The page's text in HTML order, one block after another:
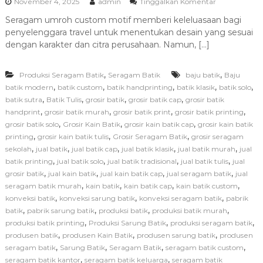
i
d
a
s
M
e
i
l
i
h
P
d
u
s
e
n
Seragam umroh custom motif memberi keleluasaan bagi
penyelenggara travel untuk menentukan desain yang sesuai
dengan karakter dan citra perusahaan. Namun, […]
Produksi Seragam Batik, Seragam Batik baju batik, Baju
batik modern, batik custom, batik handprinting, batik klasik, batik solo,
batik sutra, Batik Tulis, grosir batik, grosir batik cap, grosir batik
handprint, grosir batik murah, grosir batik print, grosir batik printing,
grosir batik solo, Grosir Kain Batik, grosir kain batik cap, grosir kain batik
printing, grosir kain batik tulis, Grosir Seragam Batik, grosir seragam
sekolah, jual batik, jual batik cap, jual batik klasik, jual batik murah, jual
batik printing, jual batik solo, jual batik tradisional, jual batik tulis, jual
grosir batik, jual kain batik, jual kain batik cap, jual seragam batik, jual
seragam batik murah, kain batik, kain batik cap, kain batik custom,
konveksi batik, konveksi sarung batik, konveksi seragam batik, pabrik
batik, pabrik sarung batik, produksi batik, produksi batik murah,
produksi batik printing, Produksi Sarung Batik, produksi seragam batik,
produsen batik, produsen Kain Batik, produsen sarung batik, produsen
seragam batik, Sarung Batik, Seragam Batik, seragam batik custom,
seragam batik kantor, seragam batik keluarga, seragam batik